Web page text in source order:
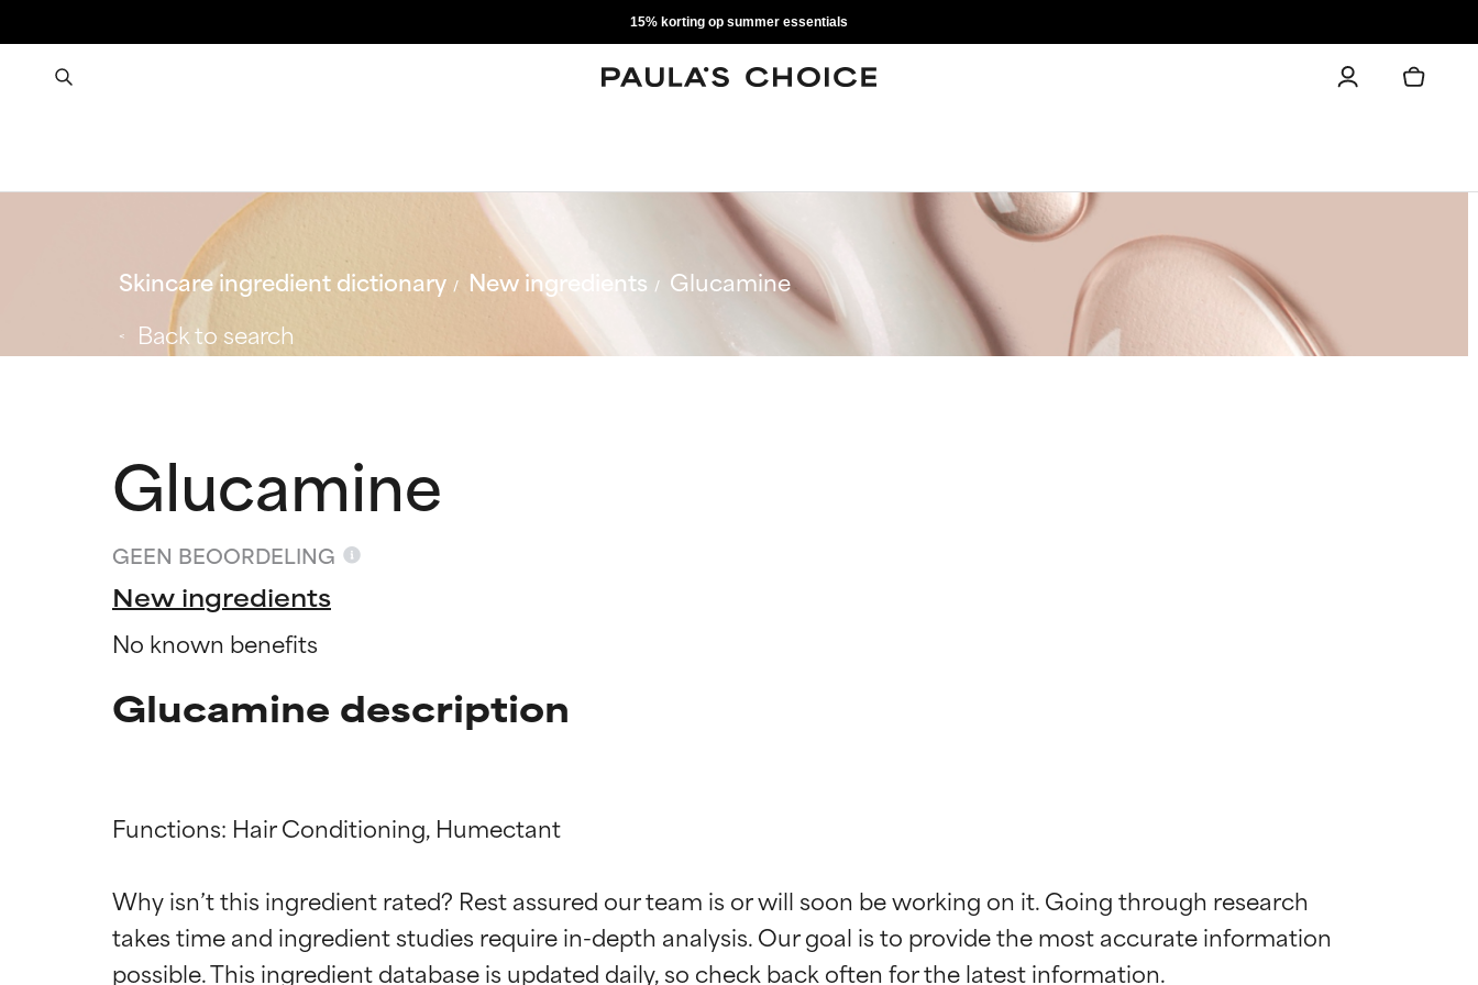
15% korting op summer essentials
Skincare ingredient dictionary New ingredients
Glucamine
Back to search
Glucamine
GEEN BEOORDELING
New ingredients
No known benefits
Glucamine description
Functions: Hair Conditioning, Humectant
Why isn’t this ingredient rated? Rest assured our team is or will soon be working on it. Going through research
takes time and ingredient studies require in-depth analysis. Our goal is to provide the most accurate information
Beoordelingen van ingrediënten
BESTE
Beoordelingen van ingrediënten
BESTE